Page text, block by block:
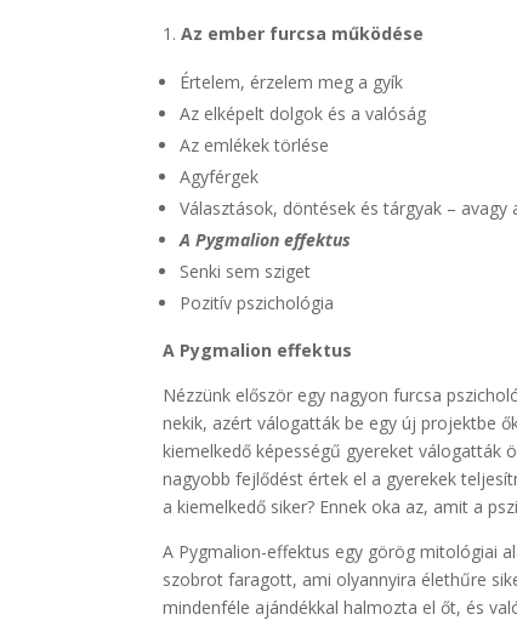
Az ember furcsa működése
Értelem, érzelem meg a gyík
Az elképelt dolgok és a valóság
Az emlékek törlése
Agyférgek
Választások, döntések és tárgyak –
A Pygmalion effektus
Senki sem sziget
Pozitív pszichológia
A Pygmalion effektus
Nézzünk először egy nagyon furcsa
nekik, azért válogatták be egy új projektbe
kiemelkedő képességű gyereket válogatták
nagyobb fejlődést értek el a gyerekek
a kiemelkedő siker? Ennek oka az, amit a
A Pygmalion-effektus egy görög mitológiai
szobrot faragott, ami olyannyira élethűre
mindenféle ajándékkal halmozta el őt, és